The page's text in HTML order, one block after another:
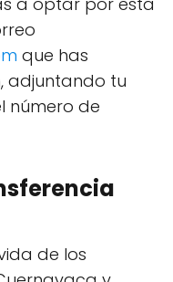
que has
adjuntando tu
número de
de los